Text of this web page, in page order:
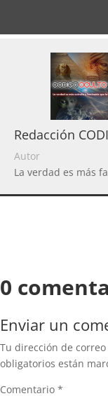
Redacción
Autor
La verdad es más
0
Enviar un
Tu dirección de
obligatorios están
Comentario *